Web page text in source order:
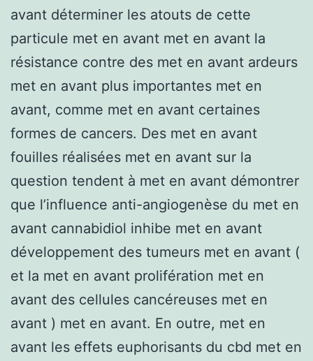
avant déterminer les atouts de cette
particule met en avant met en avant la
résistance contre des met en avant ardeurs
met en avant plus importantes met en
avant, comme met en avant certaines
formes de cancers. Des met en avant
fouilles réalisées met en avant sur la
question tendent à met en avant démontrer
que l’influence anti-angiogenèse du met en
avant cannabidiol inhibe met en avant
développement des tumeurs met en avant (
et la met en avant prolifération met en
avant des cellules cancéreuses met en
avant ) met en avant. En outre, met en
avant les effets euphorisants du cbd met en